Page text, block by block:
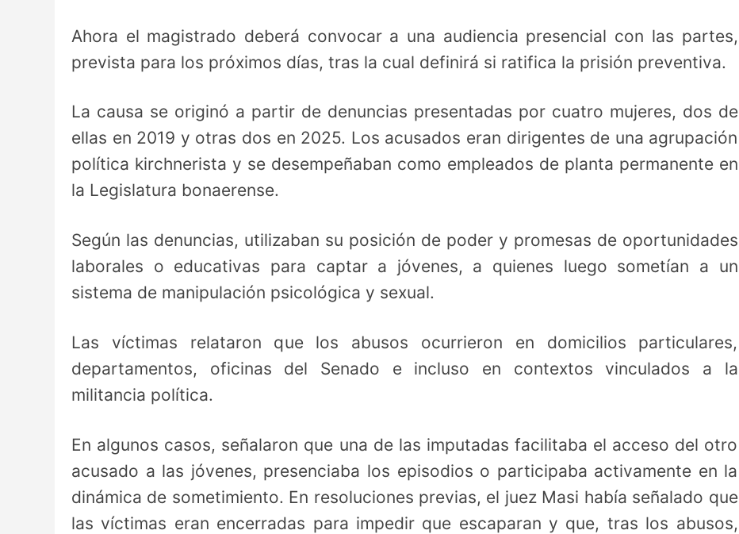
Ahora el magistrado deberá convocar a una audiencia presencial con las partes,
prevista para los próximos días, tras la cual definirá si ratifica la prisión preventiva.
La causa se originó a partir de denuncias presentadas por cuatro mujeres, dos de
ellas en 2019 y otras dos en 2025. Los acusados eran dirigentes de una agrupación
política kirchnerista y se desempeñaban como empleados de planta permanente en
la Legislatura bonaerense.
Según las denuncias, utilizaban su posición de poder y promesas de oportunidades
laborales o educativas para captar a jóvenes, a quienes luego sometían a un
sistema de manipulación psicológica y sexual.
Las víctimas relataron que los abusos ocurrieron en domicilios particulares,
departamentos, oficinas del Senado e incluso en contextos vinculados a la
militancia política.
En algunos casos, señalaron que una de las imputadas facilitaba el acceso del otro
acusado a las jóvenes, presenciaba los episodios o participaba activamente en la
dinámica de sometimiento. En resoluciones previas, el juez Masi había señalado que
las víctimas eran encerradas para impedir que escaparan y que, tras los abusos,